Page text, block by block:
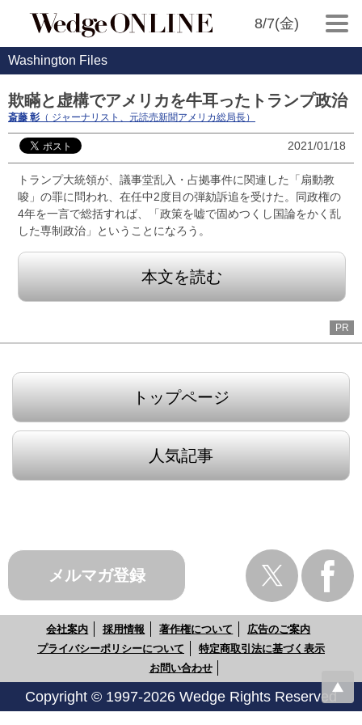
8/7(金)
Washington Files
欺瞞と虚構でアメリカを牛耳ったトランプ政治
斎藤 彰 （ ジャーナリスト、元読売新聞アメリカ総局長）
2021/01/18
トランプ大統領が、議事堂乱入・占拠事件に関連した「扇動教
唆」の罪に問われ、在任中2度目の弾劾訴追を受けた。同政権の
4年を一言で総括すれば、「政策を嘘で固めつくし国論をかく乱
した専制政治」ということになろう。
本文を読む
PR
トップページ
人気記事
メルマガ登録
会社案内 採用情報 著作権について
広告のご案内
プライバシーポリシーについて
特定商取引法に基づく表示
お問い合わせ
Copyright © 1997-2026 Wedge Rights Reserved